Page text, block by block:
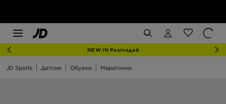
NEW IN Разгледай
JD Sports Детски Обувки Маратонки